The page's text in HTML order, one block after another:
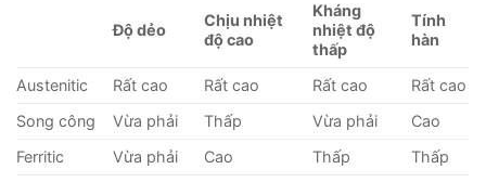
Độ dẻo
Chịu nhiệt
độ cao
Kháng
nhiệt độ
thấp
Tính
hàn
Austenitic Rất cao Rất cao Rất cao
Rất cao
Song công
Vừa phải Thấp Vừa phải
Cao
Ferritic
Vừa phải Cao Thấp
Thấp